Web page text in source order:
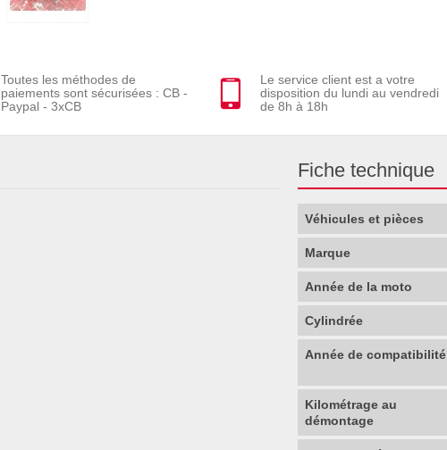
Toutes les méthodes de
paiements sont sécurisées : CB -
Paypal - 3xCB
Le service client est a votre
disposition du lundi au vendredi
de 8h à 18h
Fiche technique
Véhicules et pièces
Marque
Année de la moto
Cylindrée
Année de compatibilité
Kilométrage au
démontage